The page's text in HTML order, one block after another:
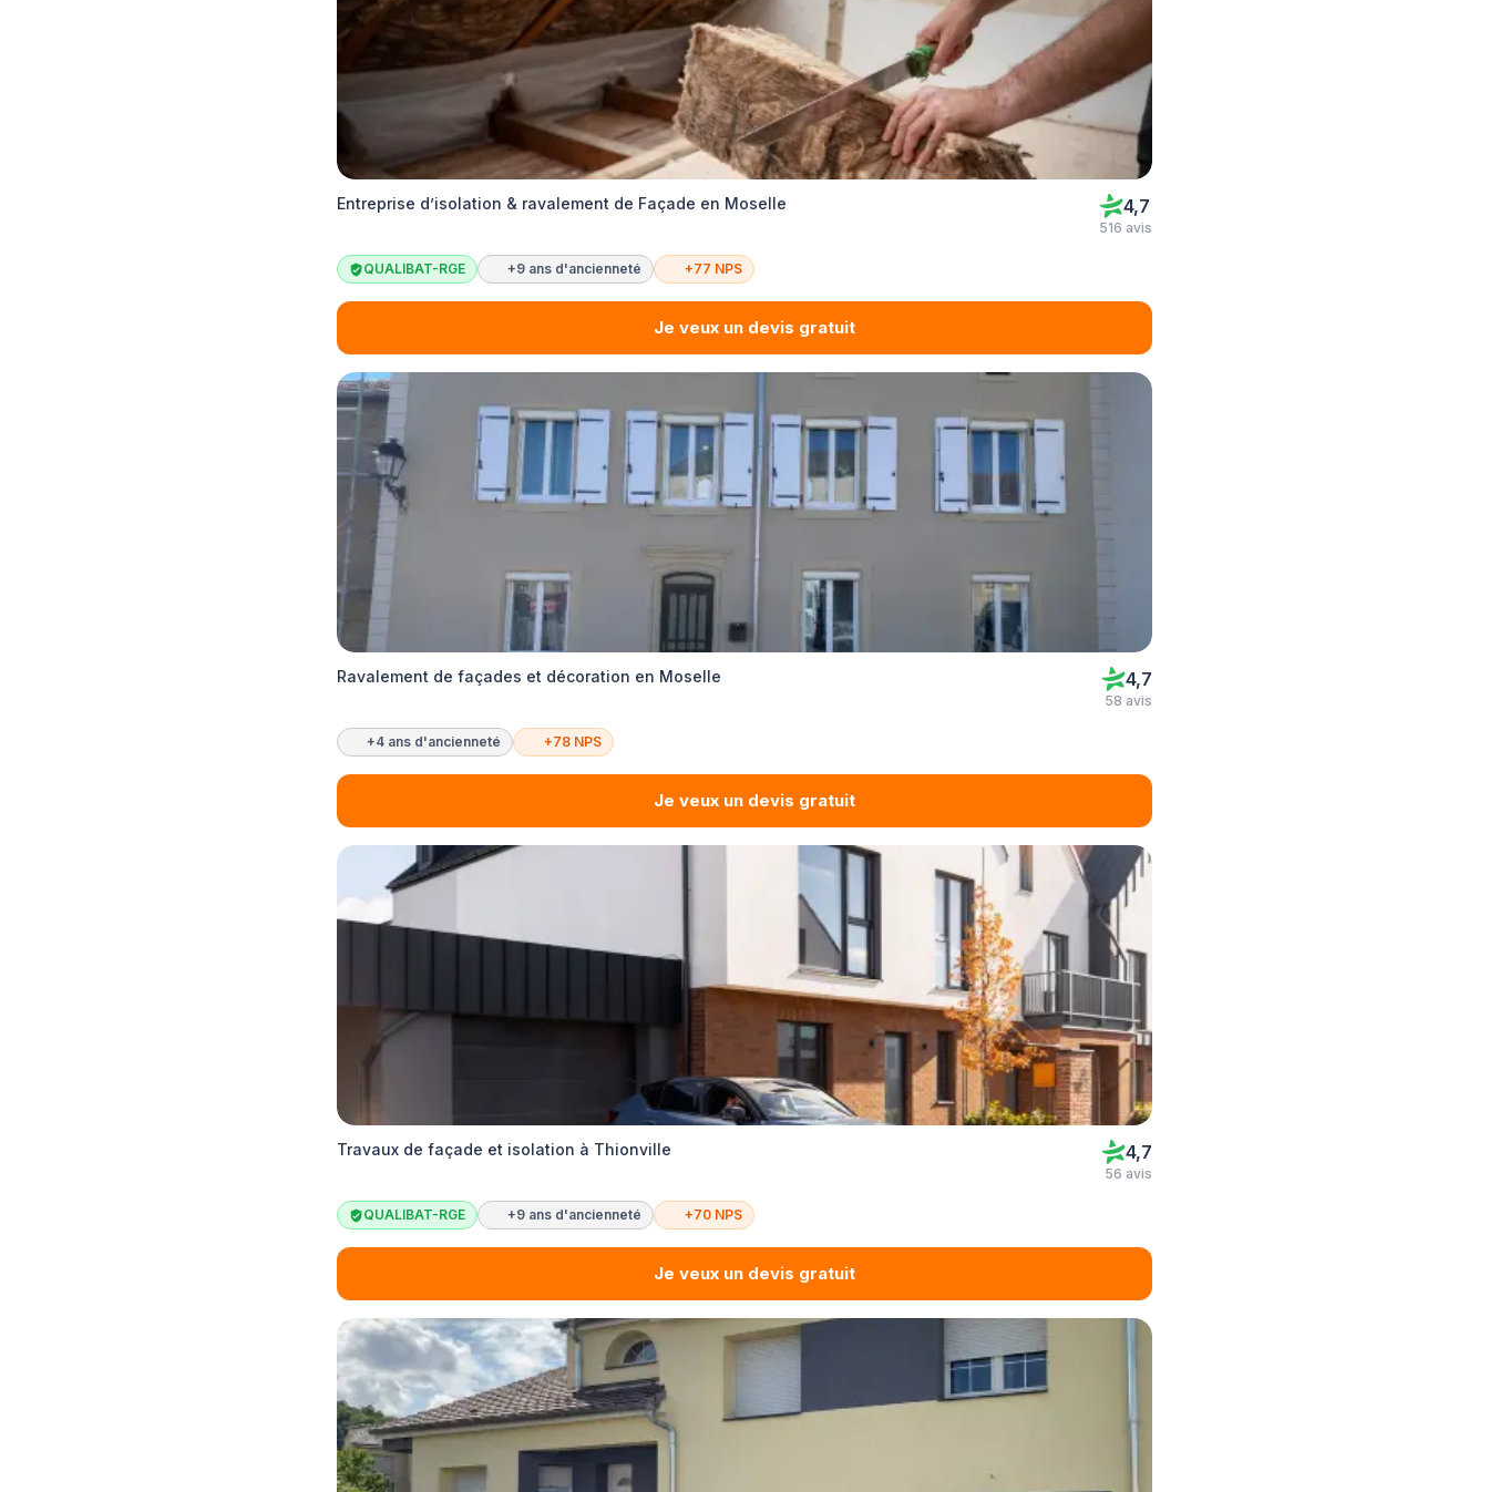
Entreprise d’isolation & ravalement de Façade en Moselle 4,7
516 avis
QUALIBAT-RGE +9 ans d'ancienneté +77 NPS
Je veux un devis gratuit
Ravalement de façades et décoration en Moselle 4,7
58 avis
+4 ans d'ancienneté +78 NPS
Je veux un devis gratuit
Travaux de façade et isolation à Thionville 4,7
56 avis
QUALIBAT-RGE +9 ans d'ancienneté +70 NPS
Je veux un devis gratuit